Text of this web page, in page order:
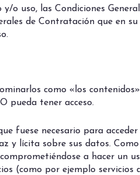
o uso, las Condiciones
de Contratación que en su
como «los
pueda tener acceso.
fuese necesario para acceder
y lícita sobre sus datos. Como
a hacer un
(como por ejemplo servicios